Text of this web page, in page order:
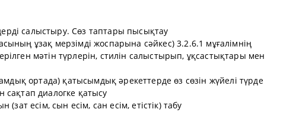
салыстыру. Сөз таптары пысықтау
ұзақ мерзімді жоспарына сәйкес) 3.2.6.1 мұғалімнің
мәтін түрлерін, стилін салыстырып, ұқсастықтары мен
ортада) қатысымдық әрекеттерде өз сөзін жүйелі түрде
сақтап диалогке қатысу
есім, сын есім, сан есім, етістік) табу